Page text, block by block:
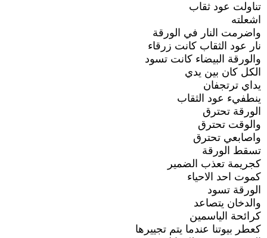
تناولت عود ثقاب
اشعلته
واضرمت النار في الورقة
نار عود الثقاب كانت زرقاء
والورقة البيضاء كانت تسود
الكل كان بين يدي
يداي ترتجفان
ينطفيء عود الثقاب
الورقة تحترق
والوقت تحترق
واصابعي تحترق
تسقط الورقة
كجريمة تعذب الضمير
كموت احد الاحياء
الورقة تسود
والدخان يتصاعد
كرائحة الياسمين
كعطر بيوتنا عندما يتم تجييرها